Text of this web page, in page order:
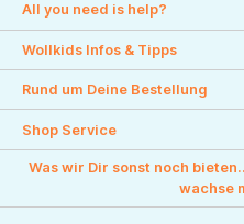
All you need is help?
Wollkids Infos & Tipps
Rund um Deine Bestellung
Shop Service
Was wir Dir sonst noch
wachse